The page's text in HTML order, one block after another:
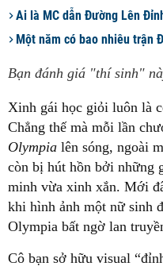
Ai là MC dẫn Đường Lên
Một năm có bao nhiêu trận
Bạn đánh giá "thí sinh"
Xinh gái học giỏi luôn là
Chẳng thế mà mỗi lần
Olympia lên sóng, ngoài
còn bị hút hồn bởi những
minh vừa xinh xắn. Mới
khi hình ảnh một nữ sinh
Olympia bất ngờ lan
Cô bạn sở hữu visual